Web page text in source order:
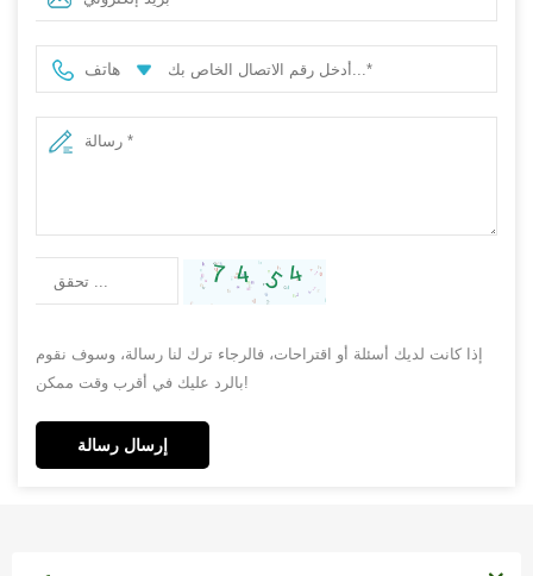
هاتف
إذا كانت لديك أسئلة أو اقتراحات، فالرجاء ترك لنا رسالة، وسوف نقوم
بالرد عليك في أقرب وقت ممكن!
إرسال رسالة